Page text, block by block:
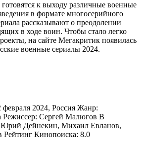
к выходу различные военные
в формате многосерийного
рассказывают о преодолении
в ходе воин. Чтобы стало легко
на сайте Мегакритик появилась
военные сериалы 2024.
февраля 2024, Россия Жанр:
Режиссер: Сергей Малюгов В
Юрий Дейнекин, Михаил Евланов,
Кинопоиска: 8.0